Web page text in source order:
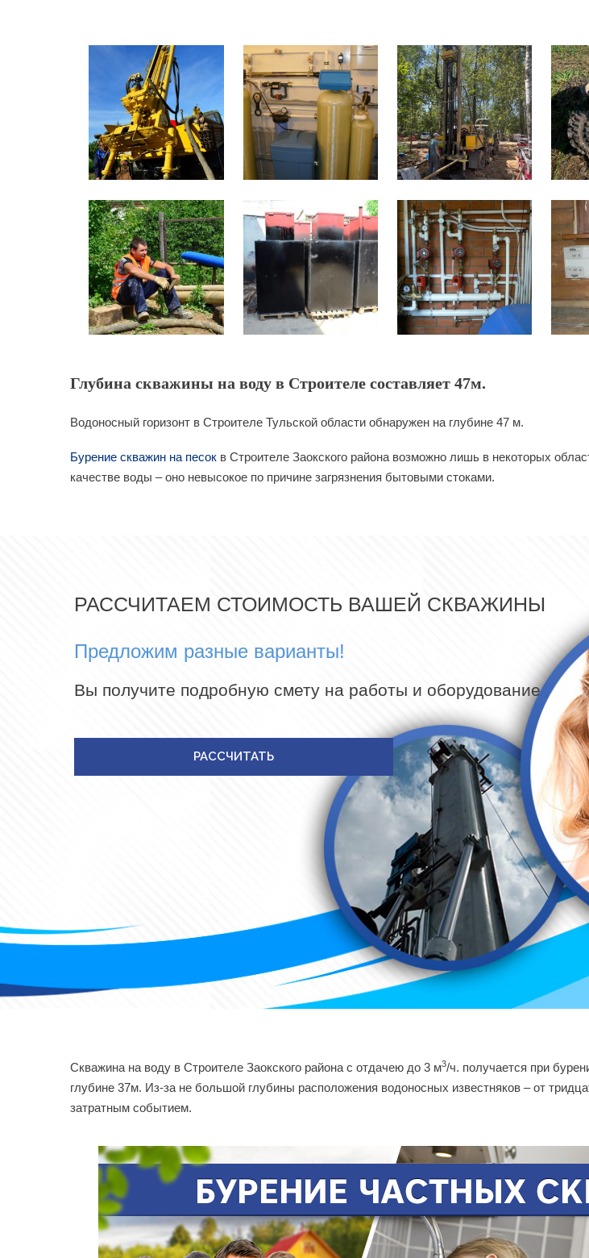
Глубина скважины на воду в Строителе составляет 47м.
Водоносный горизонт в Строителе Тульской области обнаружен на глубине 47 м.
Бурение скважин на песок в Строителе Заокского района возможно лишь в некоторых
качестве воды – оно невысокое по причине загрязнения бытовыми стоками.
РАССЧИТАЕМ СТОИМОСТЬ ВАШЕЙ СКВАЖИНЫ
Предложим разные варианты!
Вы получите подробную смету на работы и оборудование
РАССЧИТАТЬ
Скважина на воду в Строителе Заокского района с отдачею до 3 м3/ч. получается при
глубине 37м. Из-за не большой глубины расположения водоносных известняков – от
затратным событием.